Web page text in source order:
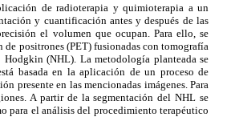
de radioterapia y quimioterapia a un
y cuantificación antes y después de las
el volumen que ocupan. Para ello, se
positrones (PET) fusionadas con tomografía
(NHL). La metodología planteada se
basada en la aplicación de un proceso de
presente en las mencionadas imágenes. Para
A partir de la segmentación del NHL se
para el análisis del procedimiento terapéutico